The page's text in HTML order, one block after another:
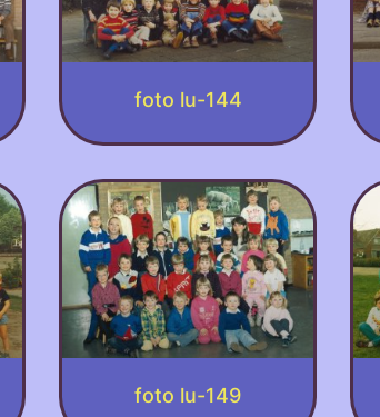
foto lu-144
foto lu-149